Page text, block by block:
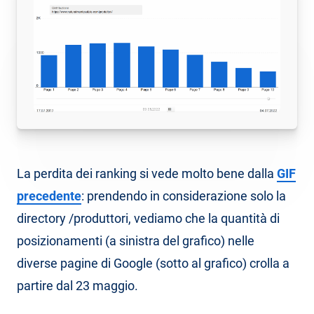
La perdita dei ranking si vede molto bene dalla GIF
precedente: prendendo in considerazione solo la
directory /produttori, vediamo che la quantità di
posizionamenti (a sinistra del grafico) nelle
diverse pagine di Google (sotto al grafico) crolla a
partire dal 23 maggio.